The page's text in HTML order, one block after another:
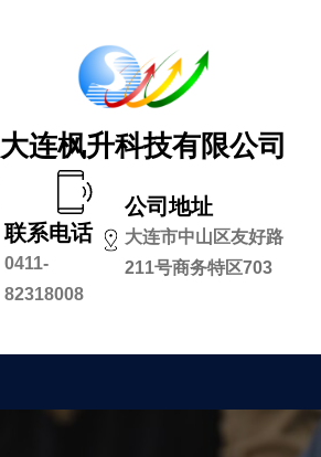
大连枫升科技有限公司
联系电话
0411-
82318008
公司地址
大连市中山区友好路
211号商务特区703